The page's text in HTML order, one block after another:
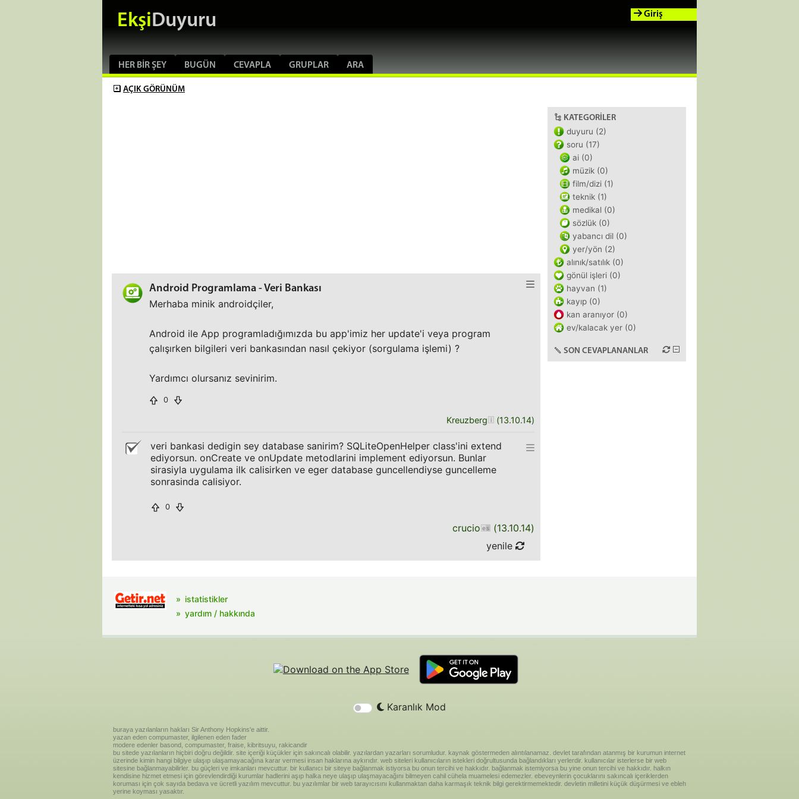
EkşiDuyuru
HER BIR ŞEY BUGÜN CEVAPLA GRUPLAR ARA
Giriş
AÇIK GÖRÜNÜM
Android Programlama - Veri Bankası
Merhaba minik androidçiler,
Android ile App programladığımızda bu app'imiz her update'i veya program
çalışırken bilgileri veri bankasından nasıl çekiyor (sorgulama işlemi) ?
Yardımcı olursanız sevinirim.
0
Kreuzberg (13.10.14)
veri bankasi dedigin sey database sanirim? SQLiteOpenHelper class'ini extend
ediyorsun. onCreate ve onUpdate metodlarini implement ediyorsun. Bunlar
sirasiyla uygulama ilk calisirken ve eger database guncellendiyse guncelleme
sonrasinda calisiyor.
0
crucio (13.10.14)
yenile
KATEGORILER
duyuru (2)
soru (17)
ai (0)
müzik (0)
film/dizi (1)
teknik (1)
medikal (0)
sözlük (0)
yabancı dil (0)
yer/yön (2)
alınık/satılık (0)
gönül işleri (0)
hayvan (1)
kayıp (0)
kan aranıyor (0)
ev/kalacak yer (0)
SON CEVAPLANANLAR
istatistikler
yardım / hakkında
Karanlık Mod
buraya yazılanların hakları Sir Anthony Hopkins'e aittir.
yazan eden compumaster, ilgilenen eden fader
modere edenler basond, compumaster, fraise, kibritsuyu, rakicandir
bu sitede yazılanların hiçbiri doğru değildir. site içeriği küçükler için sakıncalı olabilir. yazılardan yazarları sorumludur. kaynak göstermeden alıntılanamaz. devlet tarafından atanmış bir kurumun internet
üzerinde kimin hangi bilgiye ulaşıp ulaşamayacağına karar vermesi insan haklarına aykırıdır. web siteleri kullanıcıların istekleri doğrultusunda bağlandıkları yerlerdir. kullanıcılar isterlerse bir web
sitesine bağlanmayabilirler. bu güçleri ve imkanları mevcuttur. bir kullanıcı bir siteye bağlanmak istiyorsa bu onun tercihi ve hakkıdır. bağlanmak istemiyorsa bu yine onun tercihi ve hakkıdır. halkın
kendisine hizmet etmesi için görevlendirdiği kurumlar hadlerini aşıp halka neye ulaşıp ulaşmayacağını bilmeyen cahil cühela muamelesi edemezler. ebeveynlerin çocuklarını sakıncalı içeriklerden
koruması için çok sayıda bedava ve ücretli yazılım mevcuttur. bu yazılımlar bir web tarayıcısını kullanmaktan daha karmaşık teknik bilgi gerektirmemektedir. devletin milletini küçük düşürmesi ve ebleh
yerine koyması yasaktır.